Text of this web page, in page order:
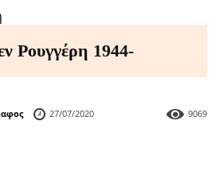
Ρουγγέρη 1944-
27/07/2020 9069